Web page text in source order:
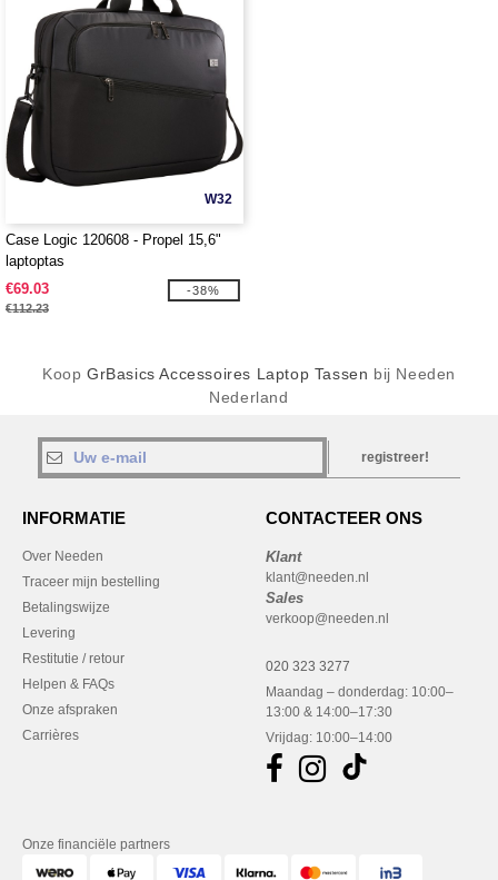
W32
Case Logic 120608 - Propel 15,6"
laptoptas
€69.03
€112.23
-38%
Koop GrBasics Accessoires Laptop Tassen bij Needen
Nederland
registreer!
INFORMATIE
Over Needen
Traceer mijn bestelling
Betalingswijze
Levering
Restitutie / retour
Helpen & FAQs
Onze afspraken
Carrières
CONTACTEER ONS
Klant
klant@needen.nl
Sales
verkoop@needen.nl
020 323 3277
Maandag – donderdag: 10:00–
13:00 & 14:00–17:30
Vrijdag: 10:00–14:00
Onze financiële partners